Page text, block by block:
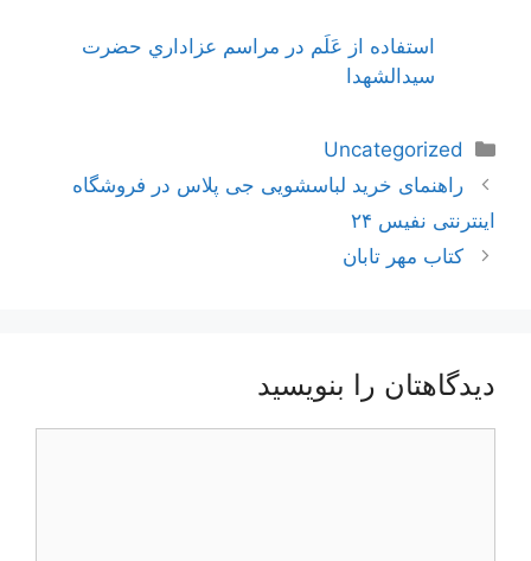
استفاده از عَلَم در مراسم عزاداري حضرت
سيدالشهدا
دسته‌ها
Uncategorized
ناوبری
نوشته‌ها
راهنمای خرید لباسشویی جی پلاس در فروشگاه
اینترنتی نفیس ۲۴
کتاب مهر تابان
دیدگاهتان را بنویسید